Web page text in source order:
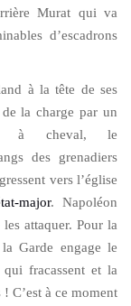
Murat qui va
d’escadrons
à la tête de ses
la charge par un
à cheval, le
des grenadiers
vers l’église
major. Napoléon
les attaquer. Pour la
Garde engage le
fracassent et la
C’est à ce moment